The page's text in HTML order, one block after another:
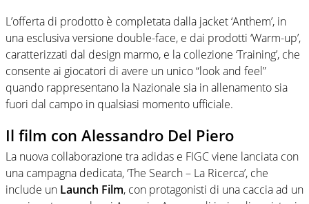
L’offerta di prodotto è completata dalla jacket ‘Anthem’, in
una esclusiva versione double-face, e dai prodotti ‘Warm-up’,
caratterizzati dal design marmo, e la collezione ‘Training’, che
consente ai giocatori di avere un unico “look and feel”
quando rappresentano la Nazionale sia in allenamento sia
fuori dal campo in qualsiasi momento ufficiale.
Il film con Alessandro Del Piero
La nuova collaborazione tra adidas e FIGC viene lanciata con
una campagna dedicata, ‘The Search – La Ricerca’, che
include un Launch Film, con protagonisti di una caccia ad un